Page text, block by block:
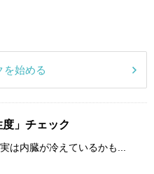
を始める
」チェック
は内臓が冷えているかも...